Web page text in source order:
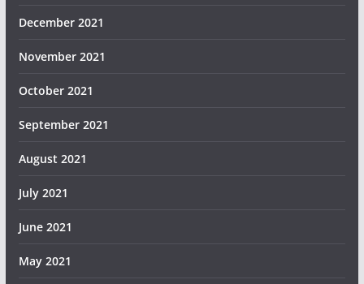
December 2021
November 2021
October 2021
September 2021
August 2021
July 2021
June 2021
May 2021